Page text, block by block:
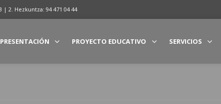
| 2. Hezkuntza: 94 471 04 44
PRESENTACIÓN PROYECTO EDUCATIVO SERVICIOS